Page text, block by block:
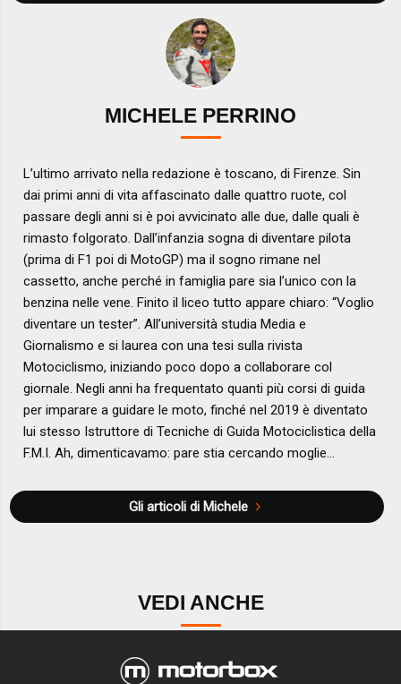
MICHELE PERRINO
L’ultimo arrivato nella redazione è toscano, di Firenze. Sin
dai primi anni di vita affascinato dalle quattro ruote, col
passare degli anni si è poi avvicinato alle due, dalle quali è
rimasto folgorato. Dall’infanzia sogna di diventare pilota
(prima di F1 poi di MotoGP) ma il sogno rimane nel
cassetto, anche perché in famiglia pare sia l’unico con la
benzina nelle vene. Finito il liceo tutto appare chiaro: “Voglio
diventare un tester”. All’università studia Media e
Giornalismo e si laurea con una tesi sulla rivista
Motociclismo, iniziando poco dopo a collaborare col
giornale. Negli anni ha frequentato quanti più corsi di guida
per imparare a guidare le moto, finché nel 2019 è diventato
lui stesso Istruttore di Tecniche di Guida Motociclistica della
F.M.I. Ah, dimenticavamo: pare stia cercando moglie…
Gli articoli di Michele
VEDI ANCHE